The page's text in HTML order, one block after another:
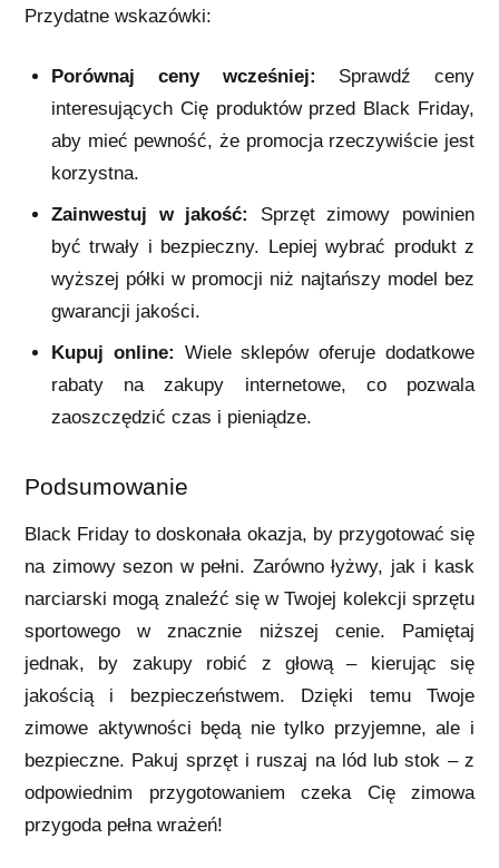
Przydatne wskazówki:
Porównaj ceny wcześniej: Sprawdź ceny
interesujących Cię produktów przed Black Friday,
aby mieć pewność, że promocja rzeczywiście jest
korzystna.
Zainwestuj w jakość:
Sprzęt zimowy powinien
być trwały i bezpieczny. Lepiej wybrać produkt z
wyższej półki w promocji niż najtańszy model bez
gwarancji jakości.
Kupuj online: Wiele sklepów oferuje dodatkowe
rabaty na zakupy internetowe, co pozwala
zaoszczędzić czas i pieniądze.
Podsumowanie
Black Friday to doskonała okazja, by przygotować się
na zimowy sezon w pełni. Zarówno łyżwy, jak i kask
narciarski mogą znaleźć się w Twojej kolekcji sprzętu
sportowego w znacznie niższej cenie. Pamiętaj
jednak, by zakupy robić z głową – kierując się
jakością i bezpieczeństwem. Dzięki temu Twoje
zimowe aktywności będą nie tylko przyjemne, ale i
bezpieczne. Pakuj sprzęt i ruszaj na lód lub stok – z
odpowiednim przygotowaniem czeka Cię zimowa
przygoda pełna wrażeń!